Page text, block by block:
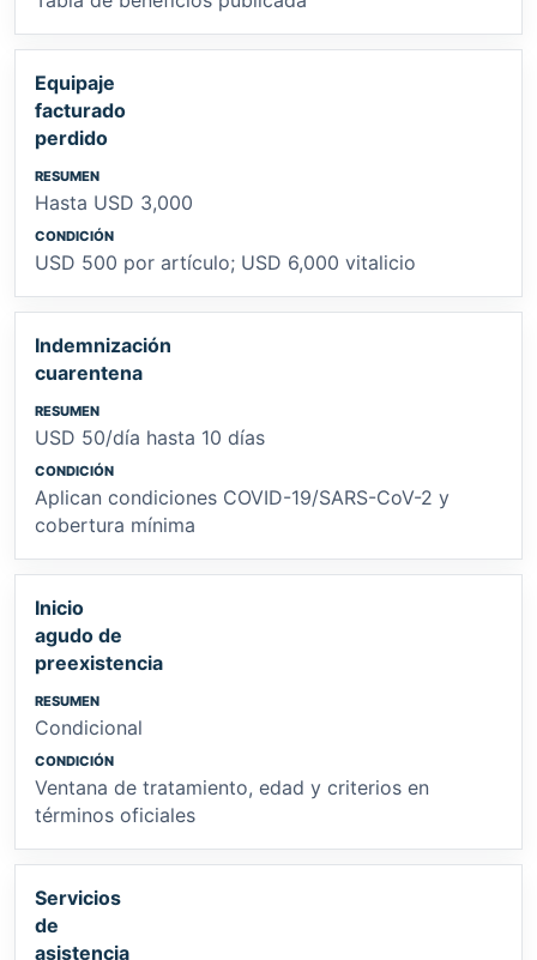
Equipaje
facturado
perdido
Hasta USD 3,000
USD 500 por artículo; USD 6,000 vitalicio
Indemnización
cuarentena
USD 50/día hasta 10 días
Aplican condiciones COVID-19/SARS-CoV-2 y
cobertura mínima
Inicio
agudo de
preexistencia
Condicional
Ventana de tratamiento, edad y criterios en
términos oficiales
Servicios
de
asistencia